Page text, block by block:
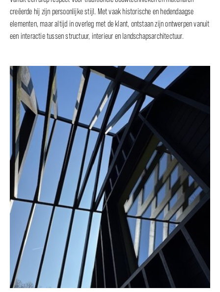
creëerde hij zijn persoonlijke stijl. Met vaak historische en hedendaagse
elementen, maar altijd in overleg met de klant, ontstaan zijn ontwerpen vanuit
een interactie tussen structuur, interieur en landschapsarchitectuur.